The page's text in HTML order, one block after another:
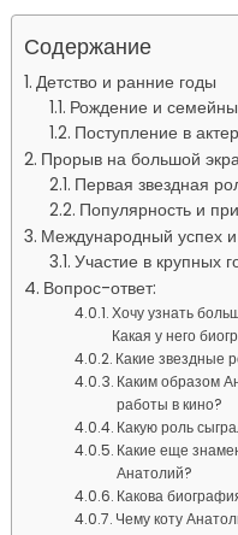
Содержание
Детство и ранние годы
Рождение и
Поступление в
Прорыв на большой
Первая звездная
Популярность и
Международный успех
Участие в крупных
Вопрос-ответ:
Хочу узнать
Какая у него
Какие звездные
Каким образом
работы в кино?
Какую роль
Какие еще
Анатолий?
Какова
Чему коту